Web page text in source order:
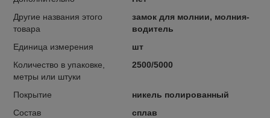
Другие названия этого
товара
замок для молнии, молния-
водитель
Единица измерения
шт
Количество в упаковке,
метры или штуки
2500/5000
Покрытие
никель полированный
Состав
сплав